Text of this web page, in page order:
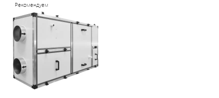
Рекомендуем